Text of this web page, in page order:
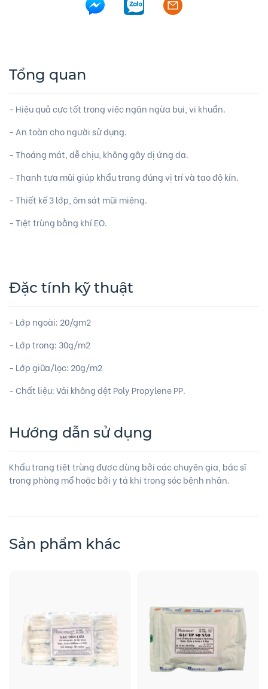
Tổng quan
- Hiệu quả cực tốt trong việc ngăn ngừa bụi, vi khuẩn.
- An toàn cho người sử dụng.
- Thoáng mát, dễ chịu, không gây dị ứng da.
- Thanh tựa mũi giúp khẩu trang đúng vị trí và tạo độ kín.
- Thiết kế 3 lớp, ôm sát mũi miệng.
- Tiệt trùng bằng khí EO.
Đặc tính kỹ thuật
- Lớp ngoài: 20/gm2
- Lớp trong: 30g/m2
- Lớp giữa/lọc: 20g/m2
- Chất liệu: Vải không dệt Poly Propylene PP.
Hướng dẫn sử dụng
Khẩu trang tiệt trùng được dùng bởi các chuyên gia, bác sĩ
trong phòng mổ hoặc bởi y tá khi trong sóc bệnh nhân.
Sản phẩm khác